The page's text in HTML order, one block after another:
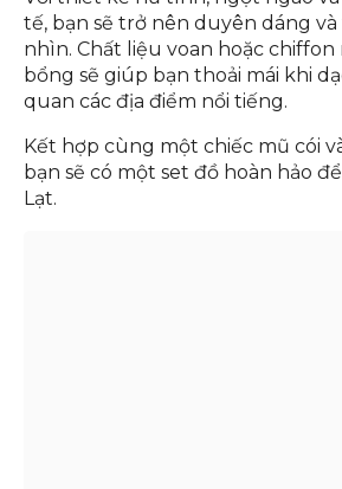
đáng nhớ tại thành phố ngàn
hoa nhí xẻ tà trễ vai sẽ là lựa
Với thiết kế nữ tính, ngọt ngào
tế, bạn sẽ trở nên duyên dáng và
nhìn. Chất liệu voan hoặc chiffon
bổng sẽ giúp bạn thoải mái khi
quan các địa điểm nổi tiếng.